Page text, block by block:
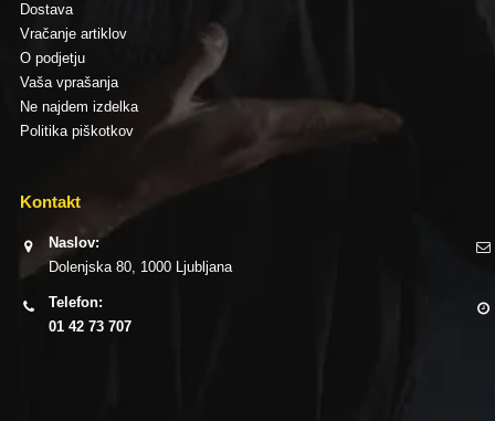
Dostava
Vračanje artiklov
O podjetju
Vaša vprašanja
Ne najdem izdelka
Politika piškotkov
Kontakt
Naslov:
Dolenjska 80, 1000 Ljubljana
Telefon:
01 42 73 707